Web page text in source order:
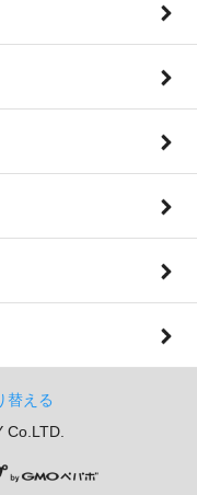
替える
Co.LTD.